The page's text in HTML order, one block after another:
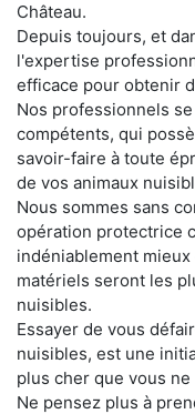
Château.
Depuis toujours, et
l'expertise
efficace pour obtenir
Nos professionnels
compétents, qui
savoir-faire à toute
de vos animaux
Nous sommes sans
opération protectrice
indéniablement
matériels seront les
nuisibles.
Essayer de vous
nuisibles, est une
plus cher que vous
Ne pensez plus à